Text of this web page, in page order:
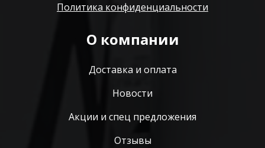
Политика конфиденциальности
О компании
Доставка и оплата
Новости
Акции и спец предложения
Отзывы